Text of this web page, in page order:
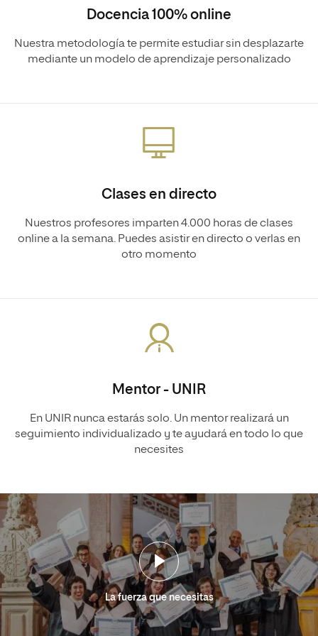
Docencia 100% online
Nuestra metodología te permite estudiar sin desplazarte
mediante un modelo de aprendizaje personalizado
Clases en directo
Nuestros profesores imparten 4.000 horas de clases
online a la semana. Puedes asistir en directo o verlas en
otro momento
Mentor - UNIR
En UNIR nunca estarás solo. Un mentor realizará un
seguimiento individualizado y te ayudará en todo lo que
necesites
La fuerza que necesitas